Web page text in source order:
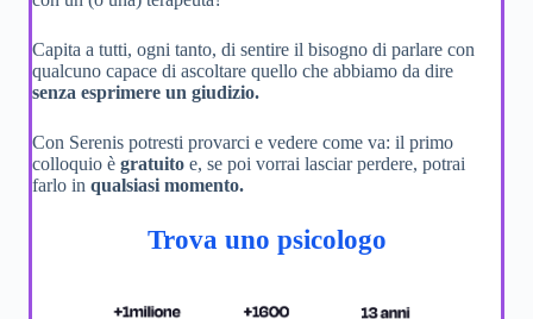
Capita a tutti, ogni tanto, di sentire il bisogno di parlare con
qualcuno capace di ascoltare quello che abbiamo da dire
senza esprimere un giudizio.
Con Serenis potresti provarci e vedere come va: il primo
colloquio è gratuito e, se poi vorrai lasciar perdere, potrai
farlo in qualsiasi momento.
Trova uno psicologo